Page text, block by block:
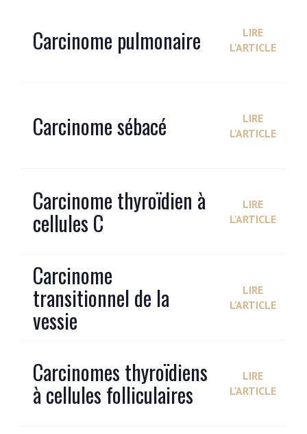
Carcinome pulmonaire
LIRE
L'ARTICLE
Carcinome sébacé
LIRE
L'ARTICLE
Carcinome thyroïdien à
cellules C
LIRE
L'ARTICLE
Carcinome
transitionnel de la
vessie
LIRE
L'ARTICLE
Carcinomes thyroïdiens
à cellules folliculaires
LIRE
L'ARTICLE